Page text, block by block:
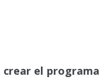
crear el programa